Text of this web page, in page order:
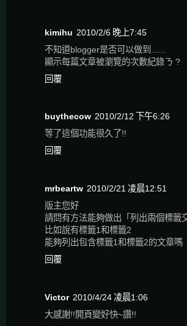
kimihu 2010/2/6 晚上7:45
不知道blogger是否可以做到......
顯示每篇文章被瀏覽的次數紀錄ㄋ ?
回覆
buythecow 2010/2/12 下午6:26
等了這個功能很久了!!
回覆
mrbeartw 2010/2/21 凌晨12:51
版主您好
請問有方法能夠做出「列出兩個標籤
比如說有標籤1和標籤2
能夠列出包含標籤1和標籤2的文章嗎
回覆
Victor 2010/4/24 凌晨1:06
大感謝!!開頁變好快~讚!!